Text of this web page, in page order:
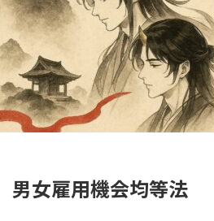
男女雇用機会均等法